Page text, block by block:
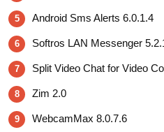
5 Android Sms Alerts 6.0.1.4
6 Softros LAN Messenger
7 Split Video Chat for Video
8 Zim 2.0
9 WebcamMax 8.0.7.6